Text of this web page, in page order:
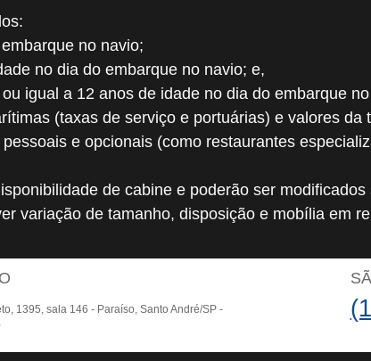
no navio;
no dia do embarque no navio; e,
igual a 12 anos de idade no dia do embarque
(taxas de serviço e portuárias) e valores
e opcionais (como restaurantes
de cabine e poderão ser modificados
variação de tamanho, disposição e mobília em
1395, sala 146 - Paraíso, Santo André/SP -